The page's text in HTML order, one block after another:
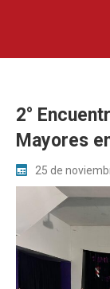
2°
Mayores
25 de